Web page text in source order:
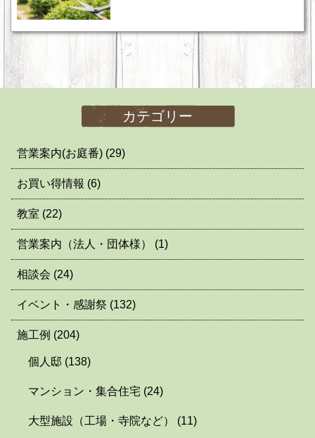
カテゴリー
営業案内(お庭番) (29)
お買い得情報 (6)
教室 (22)
営業案内（法人・団体様） (1)
相談会 (24)
イベント・感謝祭 (132)
施工例 (204)
個人邸 (138)
マンション・集合住宅 (24)
大型施設（工場・寺院など） (11)